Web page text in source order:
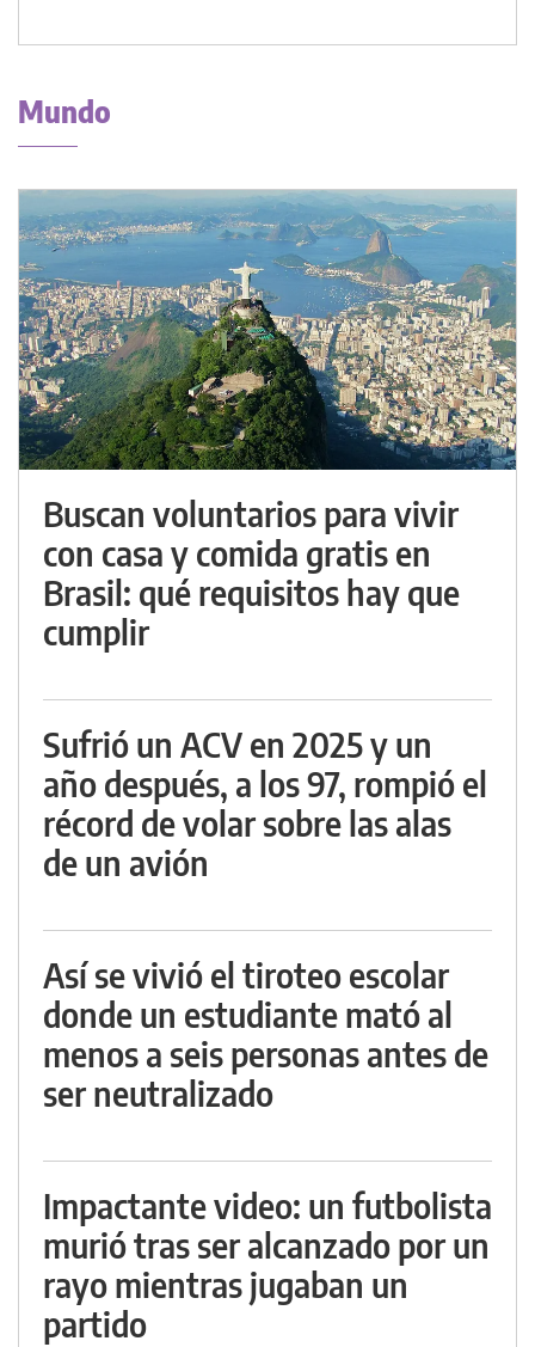
Mundo
Buscan voluntarios para vivir
con casa y comida gratis en
Brasil: qué requisitos hay que
cumplir
Sufrió un ACV en 2025 y un
año después, a los 97, rompió el
récord de volar sobre las alas
de un avión
Así se vivió el tiroteo escolar
donde un estudiante mató al
menos a seis personas antes de
ser neutralizado
Impactante video: un futbolista
murió tras ser alcanzado por un
rayo mientras jugaban un
partido